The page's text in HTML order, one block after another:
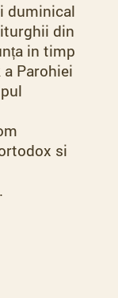
duminical
din
in timp
Parohiei
si